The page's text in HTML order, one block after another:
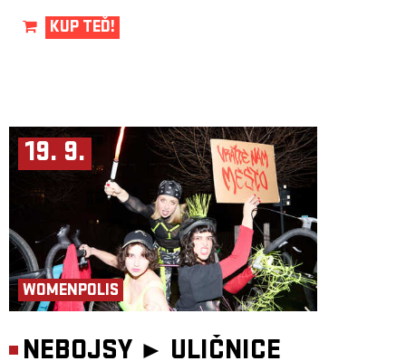
KUP TEĎ!
19. 9.
WOMENPOLIS
NEBOJSY ► ULIČNICE